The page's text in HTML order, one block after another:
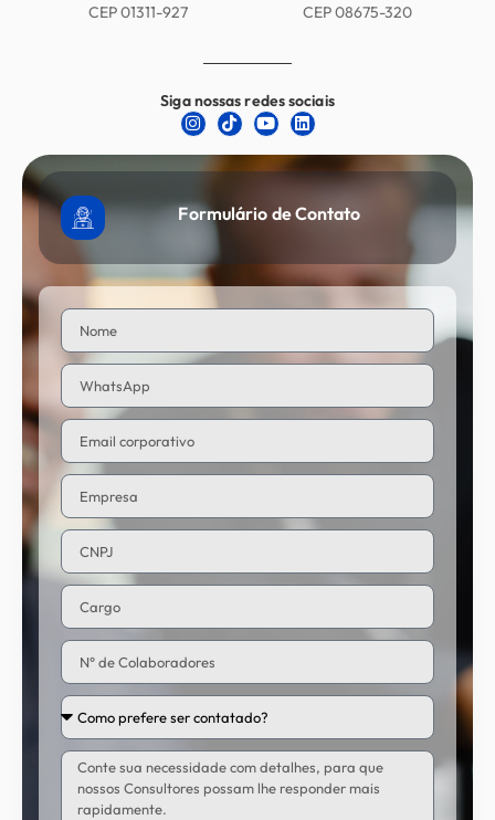
CEP 01311-927
CEP 08675-320
Siga nossas redes sociais
Formulário de Contato